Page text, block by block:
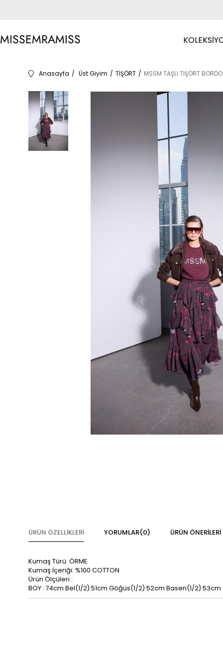
MISSEMRAMISS
Anasayfa Üst Giyim TİŞÖRT MSSM TAŞLI TİŞÖRT BORDO
ÜRÜN ÖZELLIKLERI YORUMLAR(0) ÜRÜN ÖNERILERI
Kumaş Türü: ÖRME
Kumaş İçeriği: %100 COTTON
Ürün Ölçüleri :
BOY : 74cm Bel(1/2):51cm Göğüs(1/2):52cm Basen(1/2):53cm